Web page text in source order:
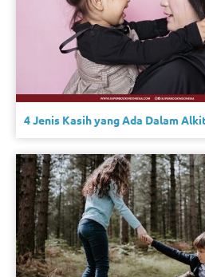
4 Jenis Kasih yang Ada Dalam